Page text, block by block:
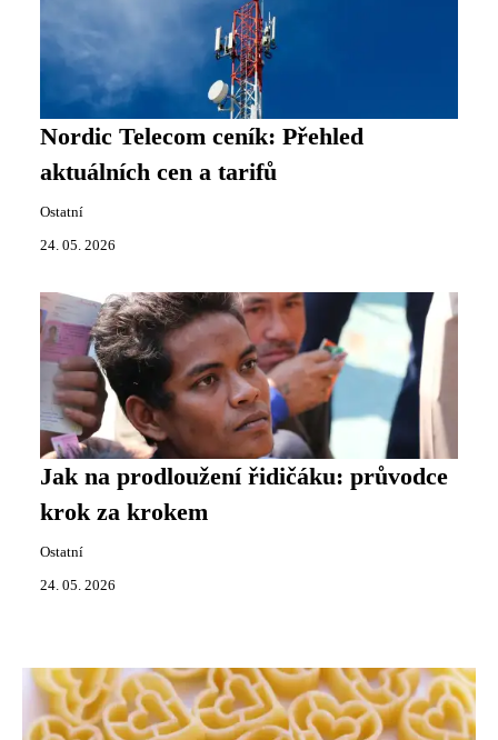
Nordic Telecom ceník: Přehled
aktuálních cen a tarifů
Ostatní
24. 05. 2026
Jak na prodloužení řidičáku: průvodce
krok za krokem
Ostatní
24. 05. 2026